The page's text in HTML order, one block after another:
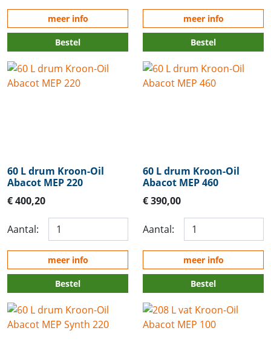
meer info
Bestel
meer info
Bestel
60 L drum Kroon-Oil
Abacot MEP 220
€ 400,20
Aantal:
meer info
Bestel
60 L drum Kroon-Oil
Abacot MEP 460
€ 390,00
Aantal:
meer info
Bestel